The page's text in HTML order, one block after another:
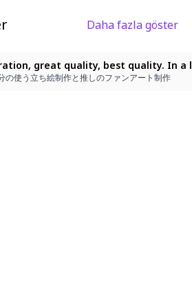
Daha fazla göster
great quality, best quality. In a
の使う立ち絵制作と推しのファンアート制作